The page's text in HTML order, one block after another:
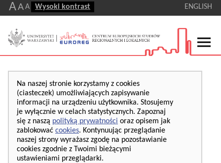
AA A Wysoki kontrast ENGLISH
Na naszej stronie korzystamy z cookies
(ciasteczek) umożliwiających zapisywanie
informacji na urządzeniu użytkownika. Stosujemy
je wyłącznie w celach statystycznych. Zapoznaj
się z naszą polityką prywatności oraz opisem jak
zablokować cookies. Kontynuując przeglądanie
naszej strony wyrażasz zgodę na pozostawianie
cookies zgodnie z Twoimi bieżącymi
ustawieniami przeglądarki.